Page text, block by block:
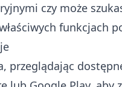
czy może
funkcjach
przeglądając